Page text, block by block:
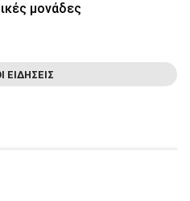
μονάδες
ΕΙΔΗΣΕΙΣ